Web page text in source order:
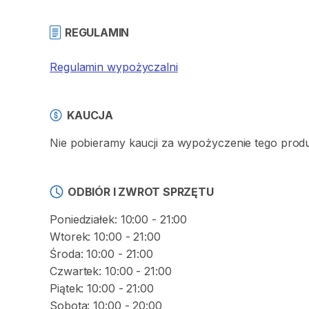
REGULAMIN
Regulamin wypożyczalni
KAUCJA
Nie pobieramy kaucji za wypożyczenie tego
ODBIÓR I ZWROT SPRZĘTU
Poniedziałek: 10:00 - 21:00
Wtorek: 10:00 - 21:00
Środa: 10:00 - 21:00
Czwartek: 10:00 - 21:00
Piątek: 10:00 - 21:00
Sobota: 10:00 - 20:00